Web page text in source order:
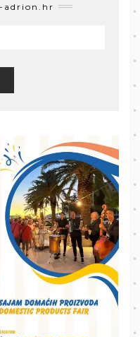
adrion.hr